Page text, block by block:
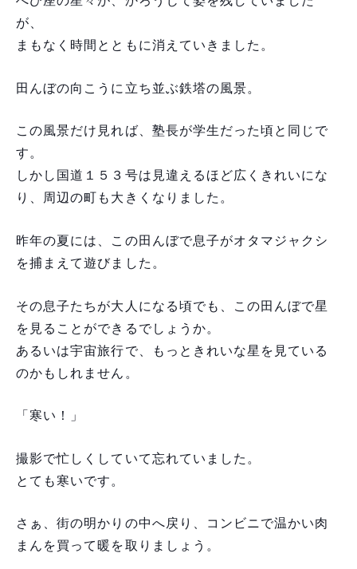
が、
まもなく時間とともに消えていきました。
田んぼの向こうに立ち並ぶ鉄塔の風景。
この風景だけ見れば、塾長が学生だった頃と同じで
す。
しかし国道１５３号は見違えるほど広くきれいにな
り、周辺の町も大きくなりました。
昨年の夏には、この田んぼで息子がオタマジャクシ
を捕まえて遊びました。
その息子たちが大人になる頃でも、この田んぼで星
を見ることができるでしょうか。
あるいは宇宙旅行で、もっときれいな星を見ている
のかもしれません。
「寒い！」
撮影で忙しくしていて忘れていました。
とても寒いです。
さぁ、街の明かりの中へ戻り、コンビニで温かい肉
まんを買って暖を取りましょう。